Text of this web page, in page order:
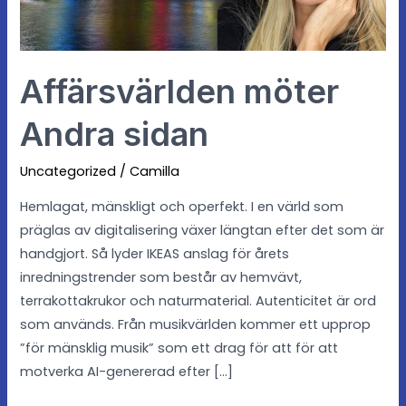
Affärsvärlden möter
Andra sidan
Uncategorized /Camilla
Hemlagat, mänskligt och operfekt. I en värld som
präglas av digitalisering växer längtan efter det som är
handgjort. Så lyder IKEAS anslag för årets
inredningstrender som består av hemvävt,
terrakottakrukor och naturmaterial. Autenticitet är ord
som används. Från musikvärlden kommer ett upprop
”för mänsklig musik” som ett drag för att för att
motverka AI-genererad efter […]